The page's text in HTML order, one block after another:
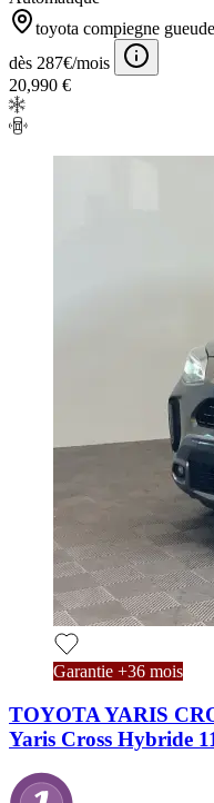
toyota compiegne
dès 287€/mois
20,990 €
Garantie +36 mois
TOYOTA YARIS
Yaris Cross Hybride